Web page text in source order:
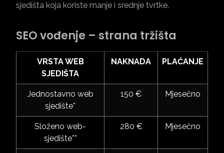
sjedišta koja koriste manje i srednje tvrtke.
SEO vođenje – strana tržišta
VRSTA WEB
SJEDIŠTA
NAKNADA PLAĆANJE
Jednostavno web
sjedište*
150 € Mjesečno
Složeno web-
sjedište**
280 € Mjesečno